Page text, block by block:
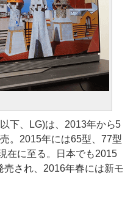
下、LG)は、2013年から5
。2015年には65型、77型
在に至る。日本でも2015
され、2016年春には新モ